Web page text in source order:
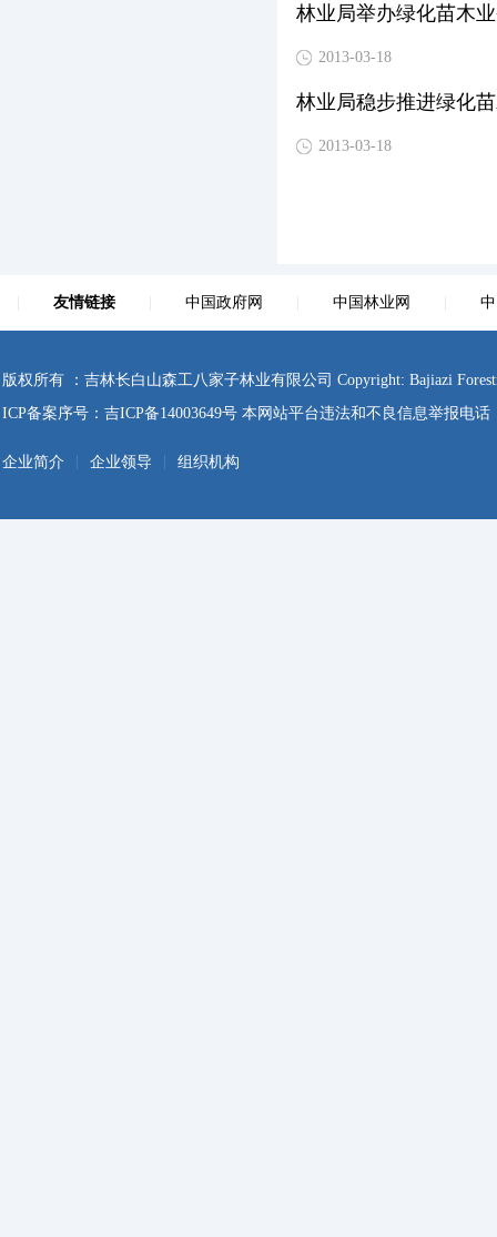
林业局举办绿化苗木
2013-03-18
林业局稳步推进绿化
2013-03-18
友情链接 中国政府网 中国林业网
版权所有 ：吉林长白山森工八家子林业有限公司 Copyright: Bajiazi
ICP备案序号： 吉ICP备14003649号 本网站平台违法和不良信息举报电话
企业简介 企业领导 组织机构